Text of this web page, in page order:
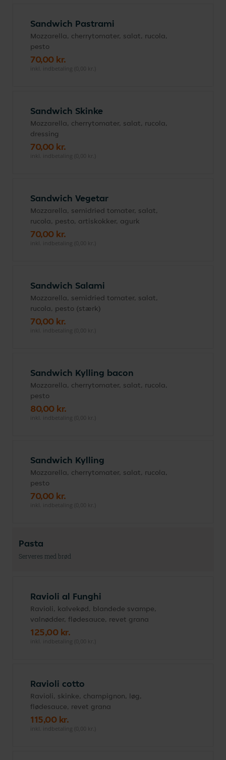
Sandwich Pastrami
Mozzarella, cherrytomater, salat, rucola,
pesto
70,00 kr.
inkl. indbetaling (0,00 kr.)
Sandwich Skinke
Mozzarella, cherrytomater, salat, rucola,
dressing
70,00 kr.
inkl. indbetaling (0,00 kr.)
Sandwich Vegetar
Mozzarella, semidried tomater, salat,
rucola, pesto, artiskokker, agurk
70,00 kr.
inkl. indbetaling (0,00 kr.)
Sandwich Salami
Mozzarella, semidried tomater, salat,
rucola, pesto (stærk)
70,00 kr.
inkl. indbetaling (0,00 kr.)
Sandwich Kylling bacon
Mozzarella, cherrytomater, salat, rucola,
pesto
80,00 kr.
inkl. indbetaling (0,00 kr.)
Sandwich Kylling
Mozzarella, cherrytomater, salat, rucola,
pesto
70,00 kr.
inkl. indbetaling (0,00 kr.)
Pasta
Serveres med brød
Ravioli al Funghi
Ravioli, kalvekød, blandede svampe,
valnødder, flødesauce, revet grana
125,00 kr.
inkl. indbetaling (0,00 kr.)
Ravioli cotto
Ravioli, skinke, champignon, løg,
flødesauce, revet grana
115,00 kr.
inkl. indbetaling (0,00 kr.)